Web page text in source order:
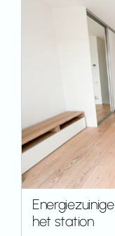
het station